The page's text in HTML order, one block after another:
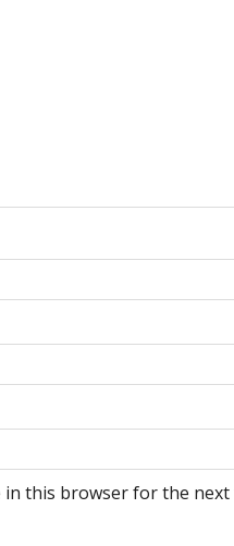
in this browser for the